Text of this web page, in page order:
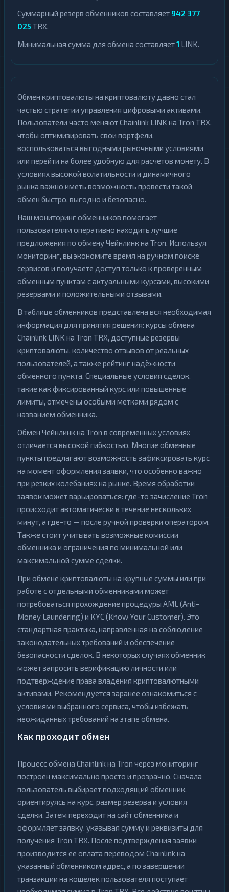
Суммарный резерв обменников составляет 942 377
025 TRX.
Минимальная сумма для обмена составляет1 LINK.
Обмен криптовалюты на криптовалюту давно стал
частью стратегии управления цифровыми активами.
Пользователи часто меняют Chainlink LINK на Tron TRX,
чтобы оптимизировать свои портфели,
воспользоваться выгодными рыночными условиями
или перейти на более удобную для расчетов монету. В
условиях высокой волатильности и динамичного
рынка важно иметь возможность провести такой
обмен быстро, выгодно и безопасно.
Наш мониторинг обменников помогает
пользователям оперативно находить лучшие
предложения по обмену Чейнлинк на Tron. Используя
мониторинг, вы экономите время на ручном поиске
сервисов и получаете доступ только к проверенным
обменным пунктам с актуальными курсами, высокими
резервами и положительными отзывами.
В таблице обменников представлена вся необходимая
информация для принятия решения: курсы обмена
Chainlink LINK на Tron TRX, доступные резервы
криптовалюты, количество отзывов от реальных
пользователей, а также рейтинг надёжности
обменного пункта. Специальные условия сделок,
такие как фиксированный курс или повышенные
лимиты, отмечены особыми метками рядом с
названием обменника.
Обмен Чейнлинк на Tron в современных условиях
отличается высокой гибкостью. Многие обменные
пункты предлагают возможность зафиксировать курс
на момент оформления заявки, что особенно важно
при резких колебаниях на рынке. Время обработки
заявок может варьироваться: где-то зачисление Tron
происходит автоматически в течение нескольких
минут, а где-то — после ручной проверки оператором.
Также стоит учитывать возможные комиссии
обменника и ограничения по минимальной или
максимальной сумме сделки.
При обмене криптовалюты на крупные суммы или при
работе с отдельными обменниками может
потребоваться прохождение процедуры AML (Anti-
Money Laundering) и KYC (Know Your Customer). Это
стандартная практика, направленная на соблюдение
законодательных требований и обеспечение
безопасности сделок. В некоторых случаях обменник
может запросить верификацию личности или
подтверждение права владения криптовалютными
активами. Рекомендуется заранее ознакомиться с
условиями выбранного сервиса, чтобы избежать
неожиданных требований на этапе обмена.
Как проходит обмен
Процесс обмена Chainlink на Tron через мониторинг
построен максимально просто и прозрачно. Сначала
пользователь выбирает подходящий обменник,
ориентируясь на курс, размер резерва и условия
сделки. Затем переходит на сайт обменника и
оформляет заявку, указывая сумму и реквизиты для
получения Tron TRX. После подтверждения заявки
производится ее оплата переводом Chainlink на
указанный обменником адрес, а по завершении
транзакции на кошелек пользователя поступает